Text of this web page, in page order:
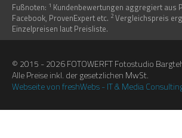
Fußnoten: 1 Kundenbewertungen aggregiert aus
Facebook, ProvenExpert etc. 2 Vergleichspreis
Einzelpreisen laut Preisliste.
© 2015 - 2026 FOTOWERFT Fotostudio
Alle Preise inkl. der gesetzlichen MwSt.
Webseite von freshWebs - IT & Media